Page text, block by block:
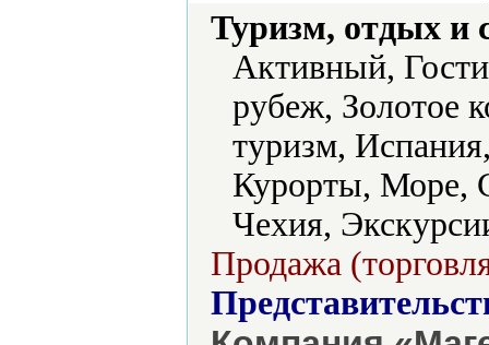
Туризм, отдых и
Активный,
рубеж, Золотое
туризм,
Курорты, Море,
Чехия,
Продажа